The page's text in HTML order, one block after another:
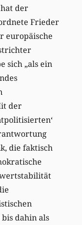
der
Frieder
europäische
sich „als ein
der
die faktisch
dahin als